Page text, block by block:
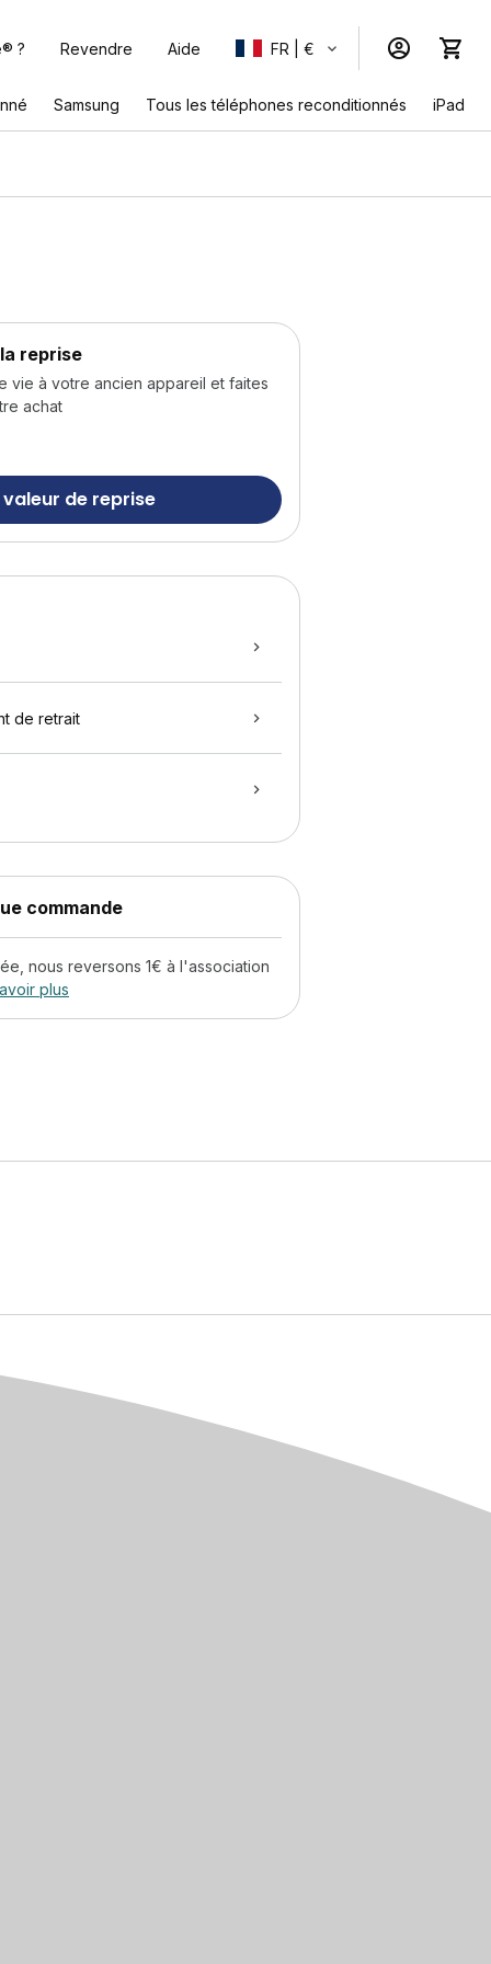
? Revendre Aide FR | €
Samsung Tous les téléphones reconditionnés iPad
reprise
vie à votre ancien appareil et faites
achat
valeur de reprise
de retrait
commande
nous reversons 1€ à l'association
plus